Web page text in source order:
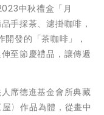
中秋禮盒「月
手採茶、濾掛咖啡，
發的「茶咖啡」，
至節慶禮品，讓傳遞
席德進基金會所典藏
〉作品為體，從畫中